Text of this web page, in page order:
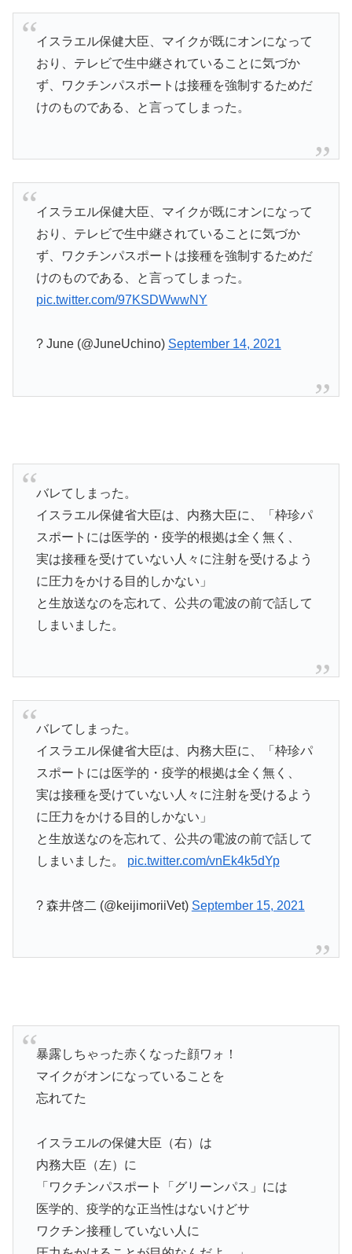
イスラエル保健大臣、マイクが既にオンになって
おり、テレビで生中継されていることに気づか
ず、ワクチンパスポートは接種を強制するためだ
けのものである、と言ってしまった。
イスラエル保健大臣、マイクが既にオンになって
おり、テレビで生中継されていることに気づか
ず、ワクチンパスポートは接種を強制するためだ
けのものである、と言ってしまった。
pic.twitter.com/97KSDWwwNY
? June (@JuneUchino) September 14, 2021
バレてしまった。
イスラエル保健省大臣は、内務大臣に、「枠珍パ
スポートには医学的・疫学的根拠は全く無く、
実は接種を受けていない人々に注射を受けるよう
に圧力をかける目的しかない」
と生放送なのを忘れて、公共の電波の前で話して
しまいました。
バレてしまった。
イスラエル保健省大臣は、内務大臣に、「枠珍パ
スポートには医学的・疫学的根拠は全く無く、
実は接種を受けていない人々に注射を受けるよう
に圧力をかける目的しかない」
と生放送なのを忘れて、公共の電波の前で話して
しまいました。 pic.twitter.com/vnEk4k5dYp
? 森井啓二 (@keijimoriiVet) September 15, 2021
暴露しちゃった赤くなった顔ワォ！
マイクがオンになっていることを
忘れてた
イスラエルの保健大臣（右）は
内務大臣（左）に
「ワクチンパスポート「グリーンパス」には
医学的、疫学的な正当性はないけどサ
ワクチン接種していない人に